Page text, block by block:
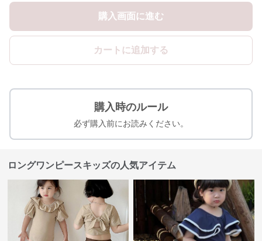
購入画面に進む
カートに追加する
購入時のルール
必ず購入前にお読みください。
ロングワンピースキッズの人気アイテム